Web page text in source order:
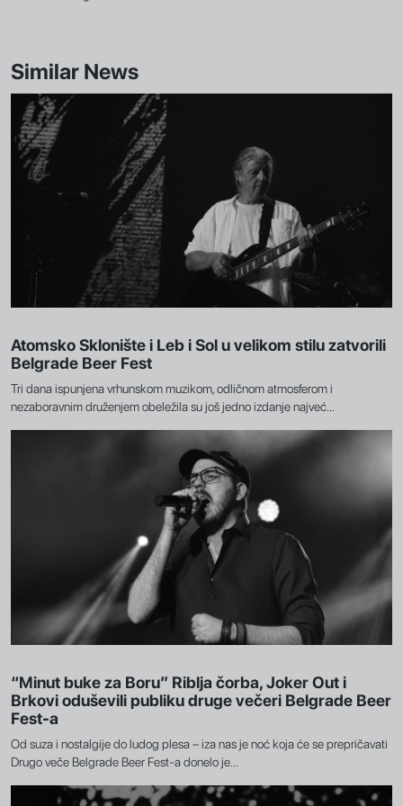
Similar News
Atomsko Sklonište i Leb i Sol u velikom stilu zatvorili
Belgrade Beer Fest
Tri dana ispunjena vrhunskom muzikom, odličnom atmosferom i
nezaboravnim druženjem obeležila su još jedno izdanje najveć...
“Minut buke za Boru” Riblja čorba, Joker Out i
Brkovi oduševili publiku druge večeri Belgrade Beer
Fest-a
Od suza i nostalgije do ludog plesa – iza nas je noć koja će se prepričavati
Drugo veče Belgrade Beer Fest-a donelo je...